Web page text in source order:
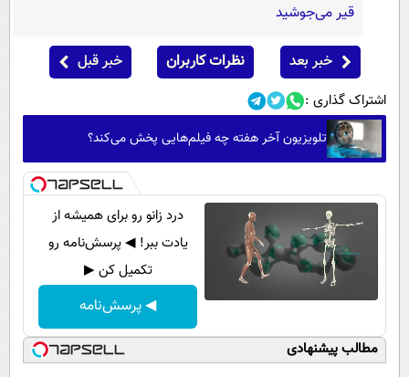
قیر می‌جوشید
خبر بعد نظرات کاربران خبر قبل
اشتراک گذاری :
تلویزیون آخر هفته چه فیلم‌هایی پخش می‌کند؟
درد زانو رو برای همیشه از
یادت ببر! ◀ پرسش‌نامه رو
تکمیل کن ▶
◀ پرسش‌نامه
مطالب پیشنهادی